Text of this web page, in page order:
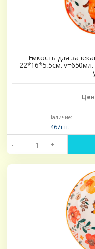
Емкость для
22*16*5,5см.
Наличие:
467шт.
- +